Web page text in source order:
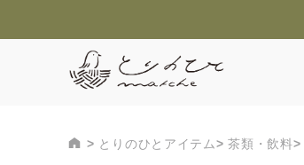
とりのひとアイテム 茶類・飲料